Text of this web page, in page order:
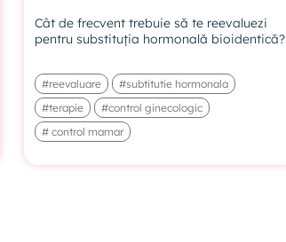
Cât de frecvent trebuie să te reevaluezi
pentru substituția hormonală bioidentică?
#reevaluare
#subtitutie hormonala
#terapie
#control ginecologic
# control mamar